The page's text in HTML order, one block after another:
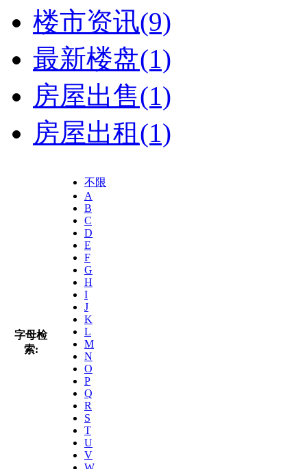
楼市资讯(9)
最新楼盘(1)
房屋出售(1)
房屋出租(1)
字母检
索:
不限
A
B
C
D
E
F
G
H
I
J
K
L
M
N
O
P
Q
R
S
T
U
V